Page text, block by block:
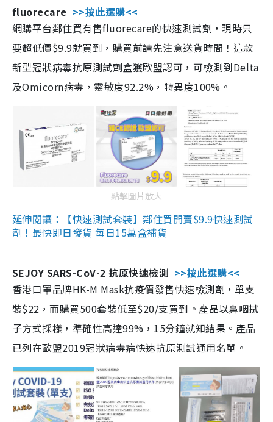
fluorecare >>按此選購<<
網購平台鄰住買有售fluorecare的快速測試劑，現時只
要超低價$9.9就買到，購買前請先注意送貨時間！這款
新型冠狀病毒抗原測試劑盒獲歐盟認可，可檢測到Delta
及Omicorn病毒，靈敏度92.2%，特異度100%。
點擊圖片放大
延伸閱讀：【快速測試套裝】鄰住買開賣$9.9快速測試
劑！最快即日發貨 每日15萬盒補貨
SEJOY SARS-CoV-2 抗原快速檢測 >>按此選購<<
香港口罩品牌HK-M Mask抗疫價發售快速檢測劑，單支
裝$22，而購買500套裝低至$20/支買到。產品以鼻咽拭
子方式採樣，準確性高達99%，15分鐘就知結果。產品
已列在歐盟2019冠狀病毒病快速抗原測試通用名單。